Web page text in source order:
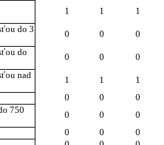
1 1
1
do 3
0 0
0
do
0 0
0
nad
1 1
1
0 0
0
750
0 0
0
0 0
0